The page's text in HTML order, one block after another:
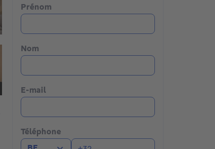
Prénom
Nom
E-mail
Téléphone